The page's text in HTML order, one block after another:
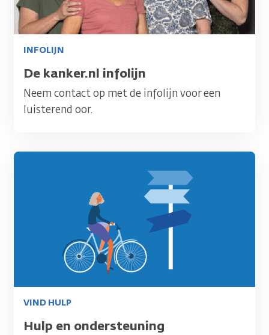
INFOLIJN
Titel
De kanker.nl infolijn
Neem contact op met de infolijn voor een
luisterend oor.
Afbeelding
VIND HULP
Titel
Hulp en ondersteuning